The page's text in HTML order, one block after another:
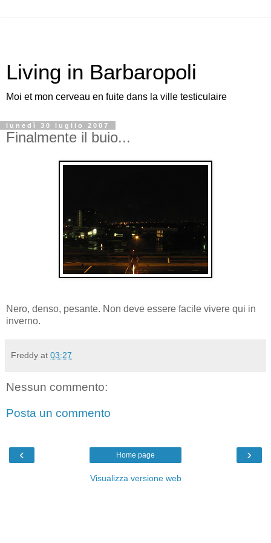
Living in Barbaropoli
Moi et mon cerveau en fuite dans la ville testiculaire
lunedì 30 luglio 2007
Finalmente il buio...
Nero, denso, pesante. Non deve essere facile vivere qui in
inverno.
Freddy at 03:27
Nessun commento:
Posta un commento
‹ ›
Home page
Visualizza versione web